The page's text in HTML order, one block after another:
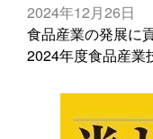
2024年12月26日
食品産業の発展に
2024年度食品産業